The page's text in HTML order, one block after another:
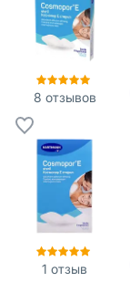
8 отзывов
1 отзыв